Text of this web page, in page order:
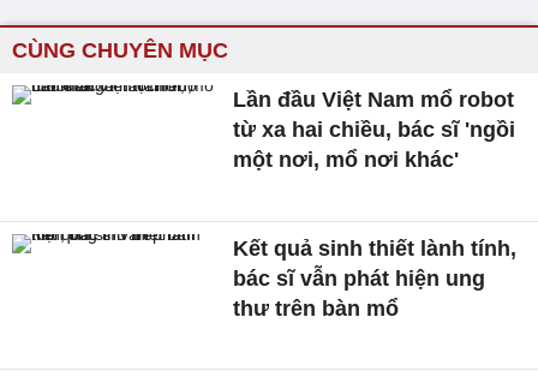
CÙNG CHUYÊN MỤC
Lần đầu Việt Nam mổ robot
từ xa hai chiều, bác sĩ 'ngồi
một nơi, mổ nơi khác'
Kết quả sinh thiết lành tính,
bác sĩ vẫn phát hiện ung
thư trên bàn mổ